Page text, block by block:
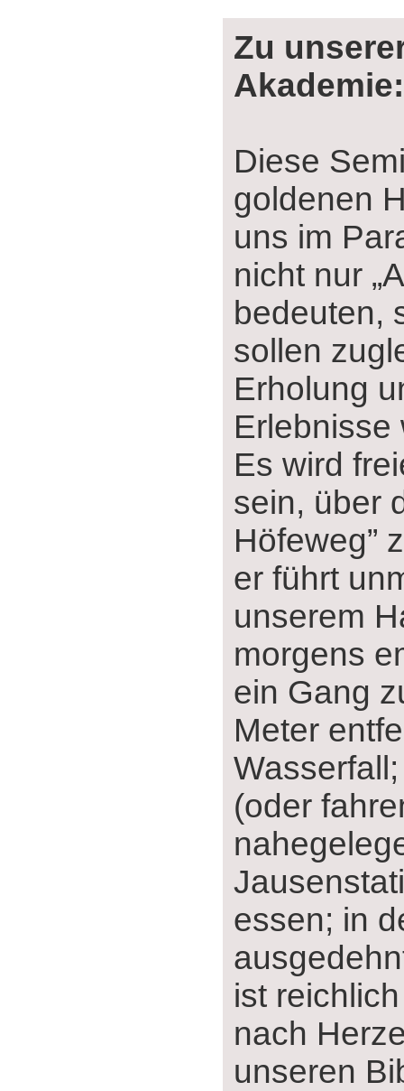
Zu
Akademie:
Diese
goldenen
uns im
nicht nur
bedeuten,
sollen
Erholung
Erlebnisse
Es wird
sein, über
Höfeweg”
er führt
unserem
morgens
ein Gang
Meter
(oder
essen; in
ist
nach
unseren